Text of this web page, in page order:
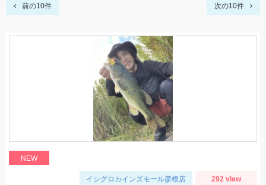
前の10件 次の10件
NEW
イシグロカインズモール彦根店 292 view